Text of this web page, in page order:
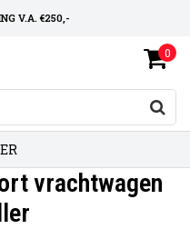
V.A. €250,-
MAAT
0
vrachtwagen